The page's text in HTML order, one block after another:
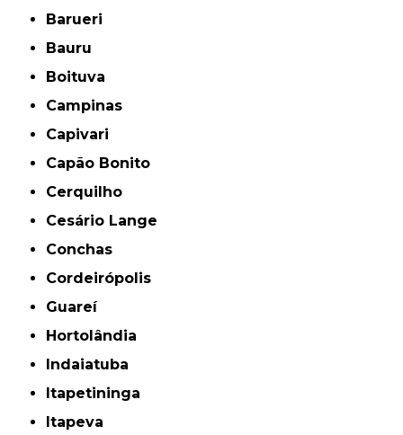
Barueri
Bauru
Boituva
Campinas
Capivari
Capão Bonito
Cerquilho
Cesário Lange
Conchas
Cordeirópolis
Guareí
Hortolândia
Indaiatuba
Itapetininga
Itapeva